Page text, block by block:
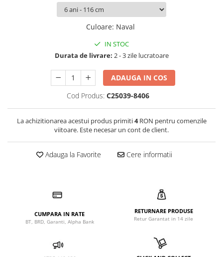
Culoare: Naval
IN STOC
Durata de livrare: 2 - 3 zile lucratoare
ADAUGA IN COS
Cod Produs: C25039-8406
La achizitionarea acestui produs primiti4RON pentru comenzile
viitoare. Este necesar un cont de client.
Adauga la Favorite Cere informatii
CUMPARA IN RATE
BT, BRD, Garanti, Alpha Bank
RETURNARE PRODUSE
Retur Garantat in 14 zile